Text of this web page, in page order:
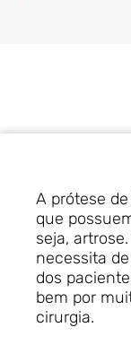
A prótese
que
seja,
necessita
dos
bem por
cirurgia.